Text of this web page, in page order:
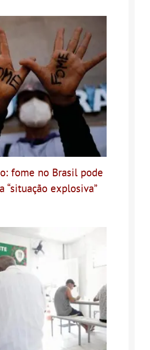
fome no Brasil pode
“situação explosiva”